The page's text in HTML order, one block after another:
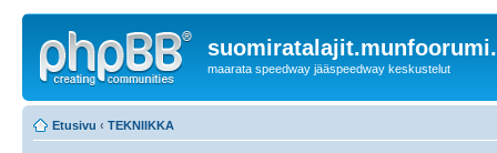
maarata speedway jääspeedway keskustelut
Etusivu ‹ TEKNIIKKA